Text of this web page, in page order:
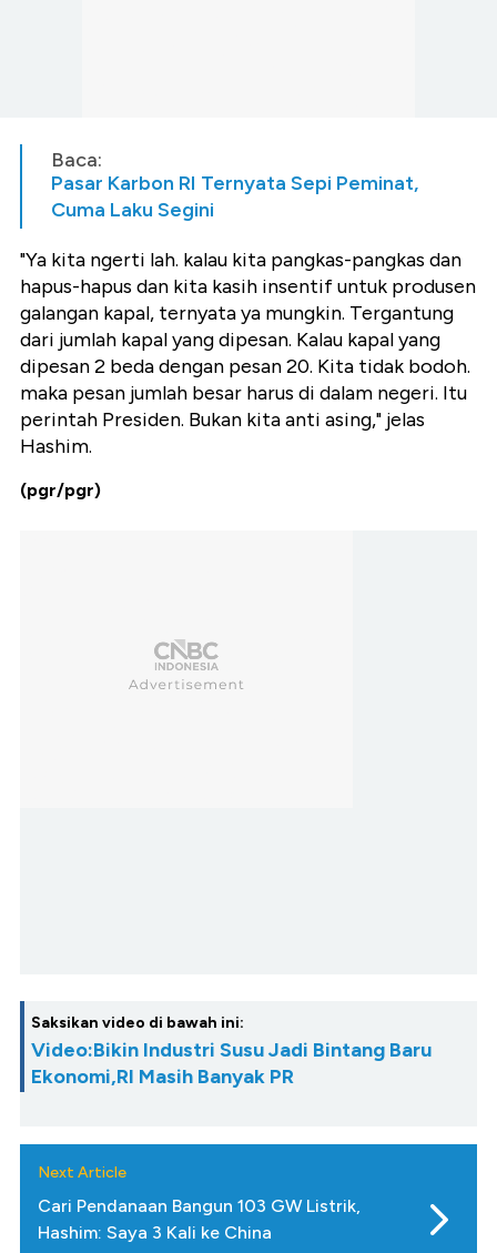
Baca:
Pasar Karbon RI Ternyata Sepi Peminat,
Cuma Laku Segini
"Ya kita ngerti lah. kalau kita pangkas-pangkas dan
hapus-hapus dan kita kasih insentif untuk produsen
galangan kapal, ternyata ya mungkin. Tergantung
dari jumlah kapal yang dipesan. Kalau kapal yang
dipesan 2 beda dengan pesan 20. Kita tidak bodoh.
maka pesan jumlah besar harus di dalam negeri. Itu
perintah Presiden. Bukan kita anti asing," jelas
Hashim.
(pgr/pgr)
Saksikan video di bawah ini:
Video:Bikin Industri Susu Jadi Bintang Baru
Ekonomi,RI Masih Banyak PR
Next Article
Cari Pendanaan Bangun 103 GW Listrik,
Hashim: Saya 3 Kali ke China